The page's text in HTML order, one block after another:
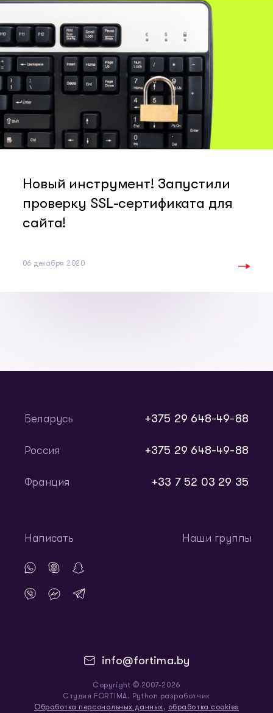
Новый инструмент! Запустили
проверку SSL-сертификата для
сайта!
06 декабря 2020
info@fortima.by
Copyright © 2007-2026
Студия FORTIMA. Python разработчик
Обработка персональных данных, обработка cookies
Беларусь +375 29 648-49-88
Россия +375 29 648-49-88
Франция +33 7 52 03 29 35
Написать Наши группы